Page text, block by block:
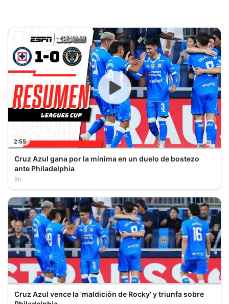
Cruz Azul gana por la mínima en un duelo de bostezo
ante Philadelphia
8h
2:55
Cruz Azul vence la 'maldición de Rocky' y triunfa sobre